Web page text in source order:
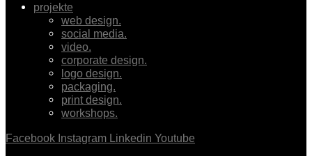
projekte
web design.
social media.
video.
corporate design.
logo design.
packaging.
print design.
workshops.
Facebook Instagram Linkedin Youtube